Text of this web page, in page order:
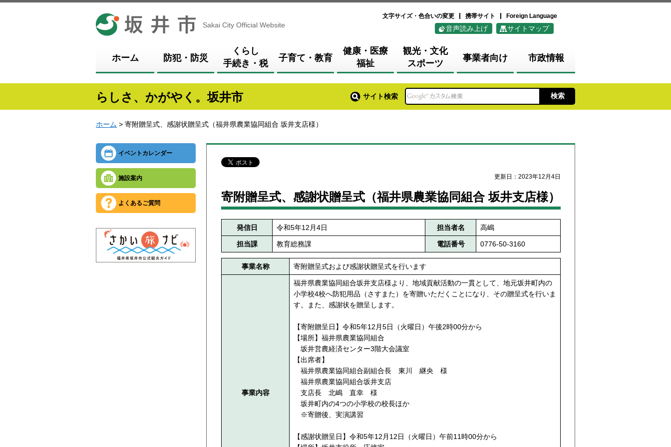
坂井市
Sakai City Official Website
文字サイズ・色合いの変更 携帯サイト Foreign Language
音声読み上げ サイトマップ
ホーム 防犯・防災
くらし
手続き・税
子育て・教育
健康・医療
福祉
観光・文化
スポーツ
事業者向け 市政情報
らしさ、かがやく。坂井市 サイト検索
ホーム > 寄附贈呈式、感謝状贈呈式（福井県農業協同組合 坂井支店様）
イベントカレンダー
施設案内
よくあるご質問
更新日：2023年12月4日
寄附贈呈式、感謝状贈呈式（福井県農業協同組合 坂井支店様）
発信日 令和5年12月4日 担当者名 高嶋
担当課 教育総務課 電話番号 0776-50-3160
事業名称 寄附贈呈式および感謝状贈呈式を行います
事業内容
福井県農業協同組合坂井支店様より、地域貢献活動の一貫として、地元坂井町内の
小学校4校へ防犯用品（さすまた）を寄贈いただくことになり、その贈呈式を行いま
す。また、感謝状を贈呈します。
【寄附贈呈日】令和5年12月5日（火曜日）午後2時00分から
【場所】福井県農業協同組合
坂井営農経済センター3階大会議室
【出席者】
福井県農業協同組合副組合長 東川 継央 様
福井県農業協同組合坂井支店
支店長 北嶋 直幸 様
坂井町内の4つの小学校の校長ほか
※寄贈後、実演講習
【感謝状贈呈日】令和5年12月12日（火曜日）午前11時00分から